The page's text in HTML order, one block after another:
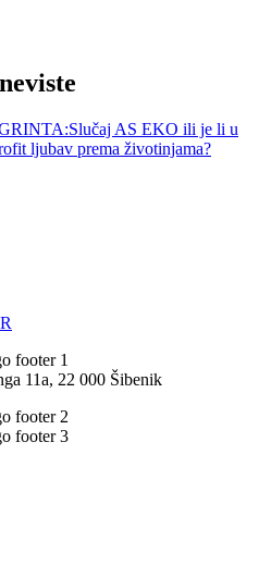
AS EKO ili je li u
ljubav prema životinjama?
11a, 22 000 Šibenik